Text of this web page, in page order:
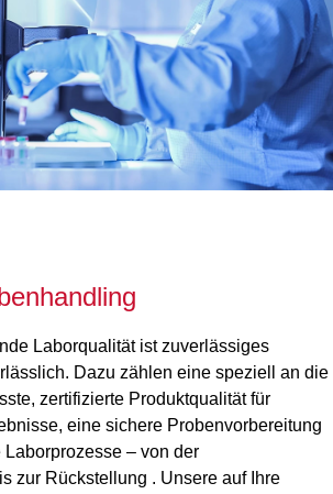
Laborqualität ist zuverlässiges
Dazu zählen eine speziell an die
zertifizierte Produktqualität für
eine sichere Probenvorbereitung
– von der
zur Rückstellung . Unsere auf Ihre